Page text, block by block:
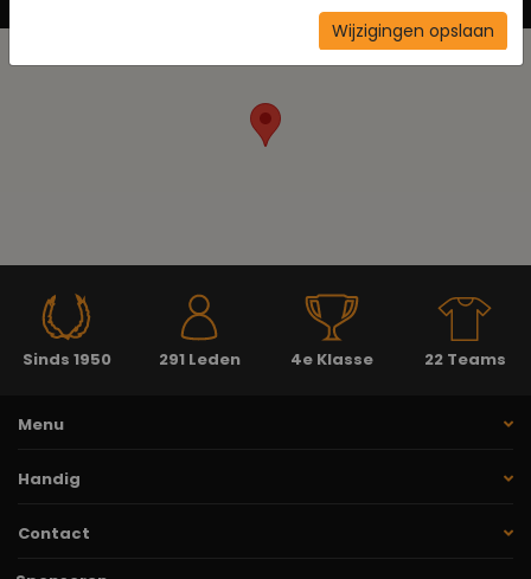
Sinds 1950 291 Leden 4e Klasse 22 Teams
Menu
Handig
Contact
Wijzigingen opslaan